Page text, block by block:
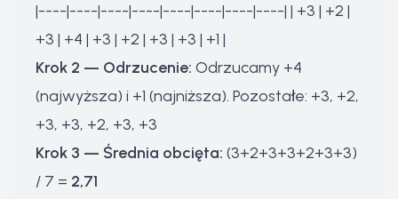
|----|----|----|----|----|----|----|----| | +3 | +2 |
+3 | +4 | +3 | +2 | +3 | +3 | +1 |
Krok 2 — Odrzucenie: Odrzucamy +4
(najwyższa) i +1 (najniższa). Pozostałe: +3, +2,
+3, +3, +2, +3, +3
Krok 3 — Średnia obcięta: (3+2+3+3+2+3+3)
/ 7 = 2,71